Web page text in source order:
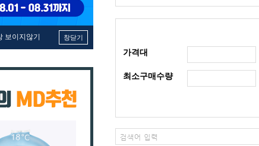
보이지않기 창닫기
가격대
최소구매수량